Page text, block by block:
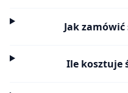
Jak
Ile kosztuje